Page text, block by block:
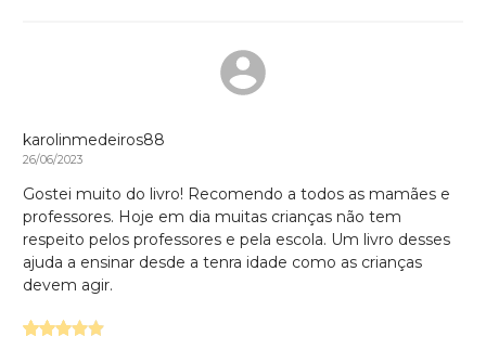
karolinmedeiros88
26/06/2023
Gostei muito do livro! Recomendo a todos as mamães e
professores. Hoje em dia muitas crianças não tem
respeito pelos professores e pela escola. Um livro desses
ajuda a ensinar desde a tenra idade como as crianças
devem agir.